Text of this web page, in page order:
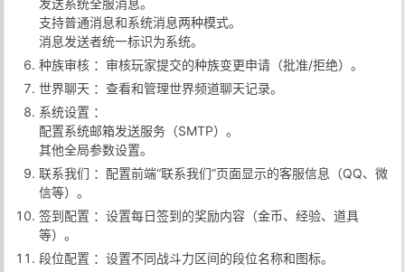
支持普通消息和系统消息两种模式。
消息发送者统一标识为系统。
种族审核 ：审核玩家提交的种族变更申请（批准/拒绝）。
世界聊天 ：查看和管理世界频道聊天记录。
系统设置 ：
配置系统邮箱发送服务（SMTP）。
其他全局参数设置。
联系我们 ：配置前端“联系我们”页面显示的客服信息（QQ、微
信等）。
签到配置 ：设置每日签到的奖励内容（金币、经验、道具
等）。
段位配置 ：设置不同战斗力区间的段位名称和图标。